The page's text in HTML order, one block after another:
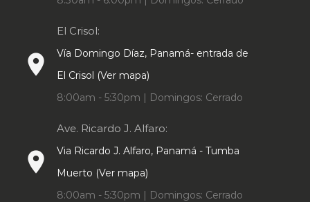
place
El Crisol:
Vía Domingo Díaz, Panamá- entrada de
El Crisol (Ver mapa)
8:00am - 5:30pm | Domingos: Cerrado
place
Ave. Ricardo J. Alfaro:
Via Ricardo J. Alfaro, Panamá - Tumba
Muerto (Ver mapa)
8:00am - 5:30pm | Domingos: Cerrado